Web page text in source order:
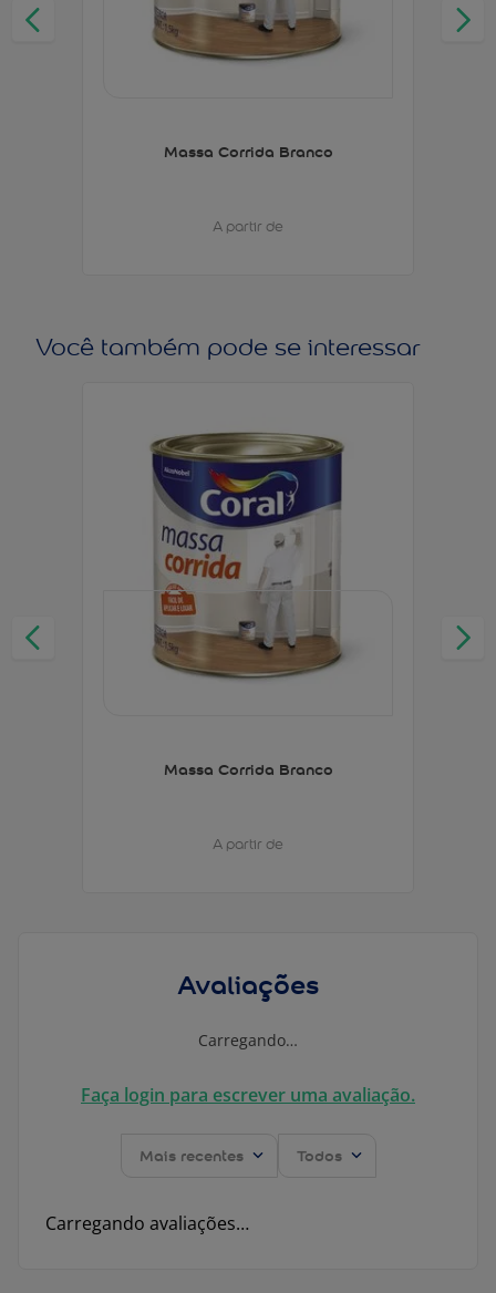
Massa Corrida Branco
A partir de
Você também pode se interessar
Massa Corrida Branco
A partir de
Avaliações
Carregando…
Faça login para escrever uma avaliação.
Mais recentes Todos
Carregando avaliações…